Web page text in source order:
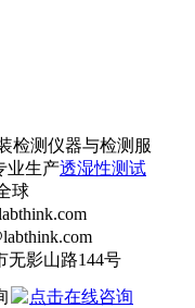
检测仪器与检测服
业生产透湿性测试
球
无影山路144号